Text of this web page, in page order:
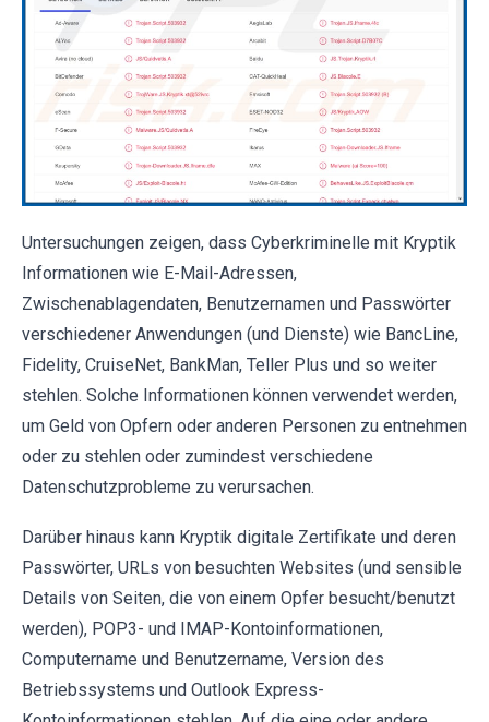
Untersuchungen zeigen, dass Cyberkriminelle mit Kryptik
Informationen wie E-Mail-Adressen,
Zwischenablagendaten, Benutzernamen und Passwörter
verschiedener Anwendungen (und Dienste) wie BancLine,
Fidelity, CruiseNet, BankMan, Teller Plus und so weiter
stehlen. Solche Informationen können verwendet werden,
um Geld von Opfern oder anderen Personen zu entnehmen
oder zu stehlen oder zumindest verschiedene
Datenschutzprobleme zu verursachen.
Darüber hinaus kann Kryptik digitale Zertifikate und deren
Passwörter, URLs von besuchten Websites (und sensible
Details von Seiten, die von einem Opfer besucht/benutzt
werden), POP3- und IMAP-Kontoinformationen,
Computername und Benutzername, Version des
Betriebssystems und Outlook Express-